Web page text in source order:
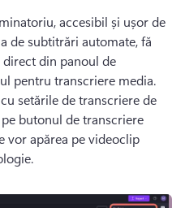
accesibil și ușor de
de subtitrări automate, fă
din panoul de
pentru transcriere media.
setările de transcriere de
butonul de transcriere
vor apărea pe videoclip